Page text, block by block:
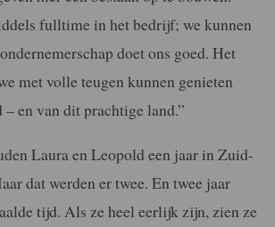
fulltime in het bedrijf; we kunnen
doet ons goed. Het
met volle teugen kunnen genieten
en van dit prachtige land.”
Laura en Leopold een jaar in Zuid-
dat werden er twee. En twee jaar
tijd. Als ze heel eerlijk zijn, zien ze